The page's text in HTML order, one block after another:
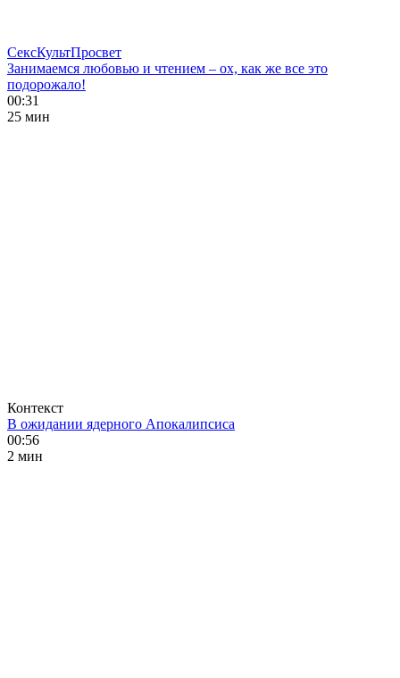
СексКультПросвет
Занимаемся любовью и чтением – ох, как же все это
подорожало!
00:31
25 мин
Контекст
В ожидании ядерного Апокалипсиса
00:56
2 мин